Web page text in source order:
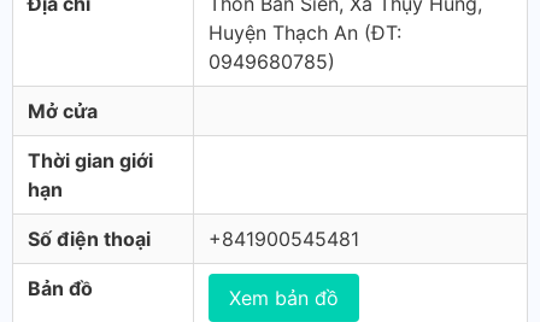
Huyện Thạch An (ÐT:
0949680785)
Mở cửa
Thời gian giới
hạn
Số điện thoại +841900545481
Bản đồ Xem bản đồ